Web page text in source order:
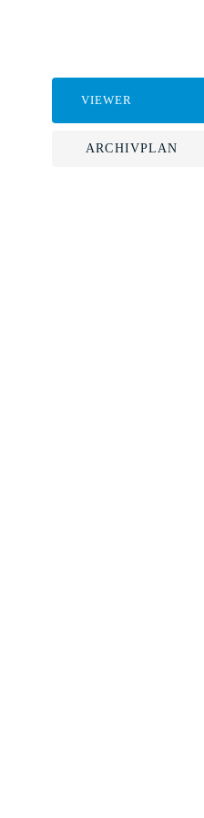
VIEWER
ARCHIVPLAN